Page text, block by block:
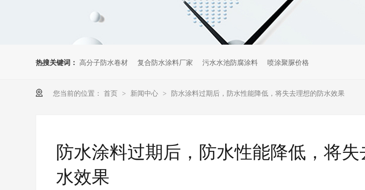
热搜关键词： 高分子防水卷材 复合防水涂料厂家 污水水池防腐涂料 喷涂聚脲价格
您当前的位置： 首页 > 新闻中心 > 防水涂料过期后，防水性能降低，将失去理想的防水效果
防水涂料过期后，防水性能降低，将
水效果